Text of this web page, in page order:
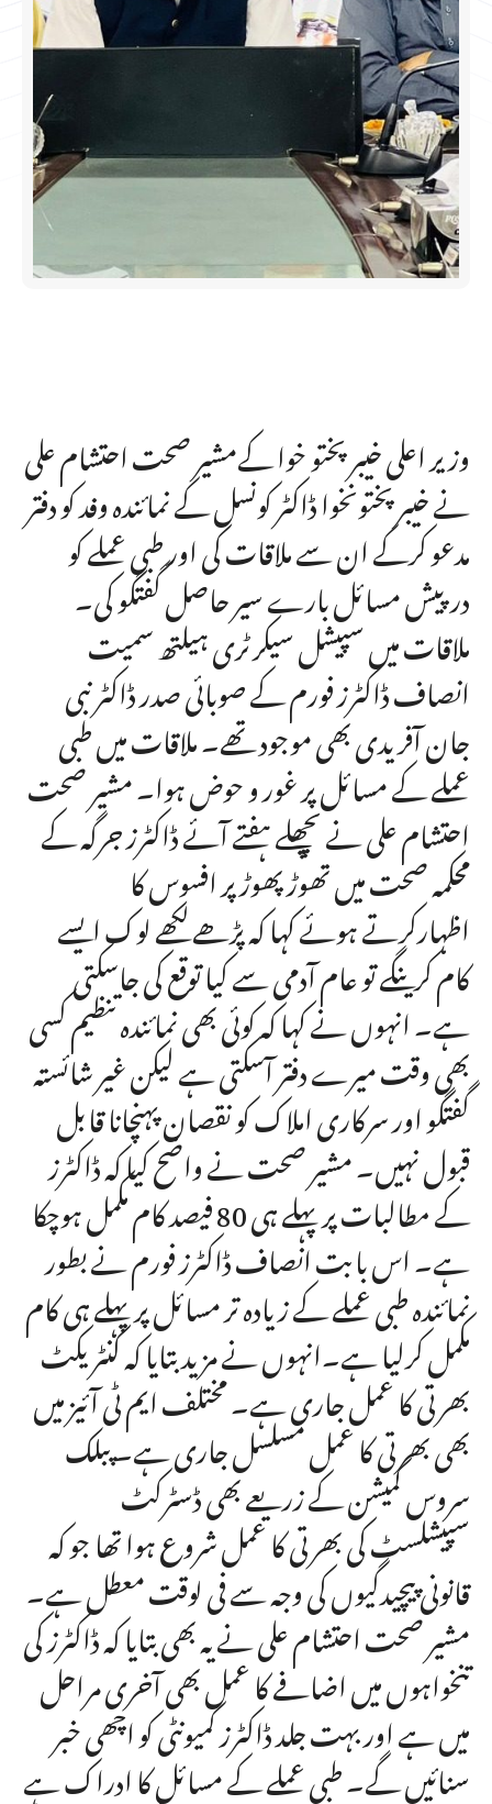
وزیر اعلی خیبر پختو خوا کےمشیر صحت احتشام علی
نے خیبرپختونخوا ڈاکٹر کونسل کے نمائندہ وفد کو دفتر
مدعو کرکے ان سے ملاقات کی اور طبی عملے کو
درپیش مسائل بارے سیر حاصل گفتگو کی۔
ملاقات میں سپیشل سیکرٹری ہیلتھ سمیت
انصاف ڈاکٹرز فورم کے صوبائی صدر ڈاکٹر نبی
جان آفریدی بھی موجود تھے۔ ملاقات میں طبی
عملے کے مسائل پر غور و حوض ہوا۔ مشیر صحت
احتشام علی نے پچھلے ہفتے آئے ڈاکٹرز جرگہ کے
محکمہ صحت میں تھوڑ پھوڑ پر افسوس کا
اظہارکرتے ہوئے کہا کہ پڑھے لکھے لوک ایسے
کام کرینگے تو عام آدمی سے کیا توقع کی جاسکتی
ہے۔ انہوں نے کہا کہ کوئی بھی نمائندہ تنظیم کسی
بھی وقت میرے دفتر آسکتی ہے لیکن غیر شائستہ
گفتگو اور سرکاری املاک کو نقصان پہنچانا قابل
قبول نہیں۔ مشیر صحت نے واضح کیا کہ ڈاکٹرز
کے مطالبات پر پہلے ہی 80 فیصد کام مکمل ہوچکا
ہے۔ اس بابت انصاف ڈاکٹرز فورم نے بطور
نمائندہ طبی عملے کے زیادہ تر مسائل پر پہلے ہی کام
مکمل کرلیا ہے۔انہوں نے مزید بتایا کہ کنٹریکٹ
بھرتی کا عمل جاری ہے۔ مختلف ایم ٹی آئیز میں
بھی بھرتی کا عمل مسلسل جاری ہے۔ پبلک
سروس کمیشن کے زریعے بھی ڈسٹرکٹ
سپیشلسٹ کی بھرتی کا عمل شروع ہوا تھا جو کہ
قانونی پیچیدگیوں کی وجہ سے فی لوقت معطل ہے۔
مشیر صحت احتشام علی نے یہ بھی بتایا کہ ڈاکٹرز کی
تنخواہوں میں اضافے کا عمل بھی آخری مراحل
میں ہے اور بہت جلد ڈاکٹرز کمیونٹی کو اچھی خبر
سنائیں گے۔ طبی عملے کے مسائل کا ادراک ہے